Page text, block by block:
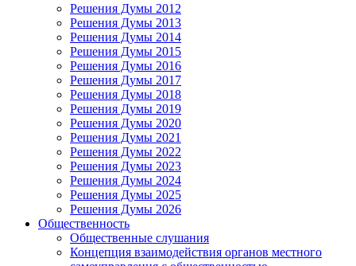
Решения Думы 2012
Решения Думы 2013
Решения Думы 2014
Решения Думы 2015
Решения Думы 2016
Решения Думы 2017
Решения Думы 2018
Решения Думы 2019
Решения Думы 2020
Решения Думы 2021
Решения Думы 2022
Решения Думы 2023
Решения Думы 2024
Решения Думы 2025
Решения Думы 2026
Общественность
Общественные слушания
Концепция взаимодействия органов местного